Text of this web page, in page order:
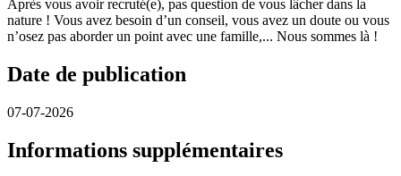
Après vous avoir recruté(e), pas question de vous lâcher dans la
nature ! Vous avez besoin d’un conseil, vous avez un doute ou vous
n’osez pas aborder un point avec une famille,... Nous sommes là !
Date de publication
07-07-2026
Informations supplémentaires